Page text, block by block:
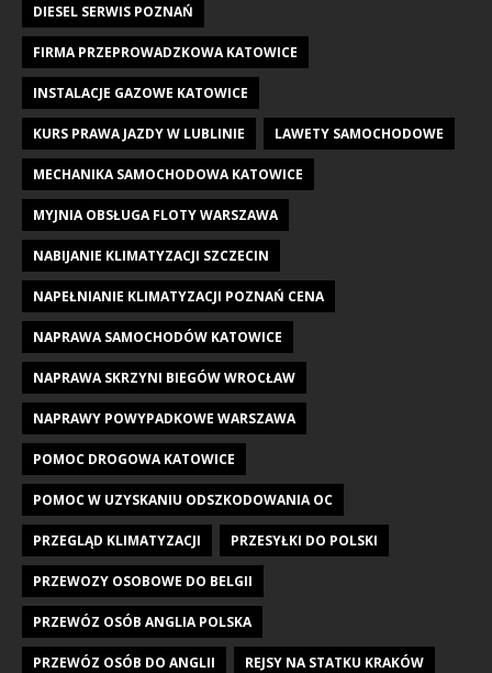
DIESEL SERWIS POZNAŃ
FIRMA PRZEPROWADZKOWA KATOWICE
INSTALACJE GAZOWE KATOWICE
KURS PRAWA JAZDY W LUBLINIE LAWETY SAMOCHODOWE
MECHANIKA SAMOCHODOWA KATOWICE
MYJNIA OBSŁUGA FLOTY WARSZAWA
NABIJANIE KLIMATYZACJI SZCZECIN
NAPEŁNIANIE KLIMATYZACJI POZNAŃ CENA
NAPRAWA SAMOCHODÓW KATOWICE
NAPRAWA SKRZYNI BIEGÓW WROCŁAW
NAPRAWY POWYPADKOWE WARSZAWA
POMOC DROGOWA KATOWICE
POMOC W UZYSKANIU ODSZKODOWANIA OC
PRZEGLĄD KLIMATYZACJI PRZESYŁKI DO POLSKI
PRZEWOZY OSOBOWE DO BELGII
PRZEWÓZ OSÓB ANGLIA POLSKA
PRZEWÓZ OSÓB DO ANGLII REJSY NA STATKU KRAKÓW